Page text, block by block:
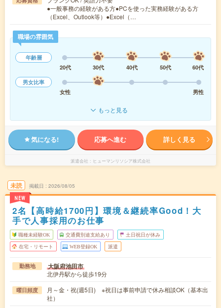
●一般事務の経験がある方●PCを使った実務経験がある方
（Excel、Outlook等）●Excel（…
職場の雰囲気
年齢層
20代
30代 40代 50代
60代
男女比率
女性
男性
もっと見る
気になる! 応募へ進む 詳しく見る
派遣会社 ヒューマンリソシア株式会社
未読
NEW
掲載日 2026/08/05
2名【高時給1700円】環境＆継続率Good！大
手で人事採用のお仕事
職種未経験OK 交通費別途支給あり 土日祝日が休み
在宅・リモート WEB登録OK 派遣
勤務地 大阪府池田市
北伊丹駅から徒歩19分
曜日頻度
月～金・祝(週5日) ※祝日は事前申請で休み相談OK（基本出
社）